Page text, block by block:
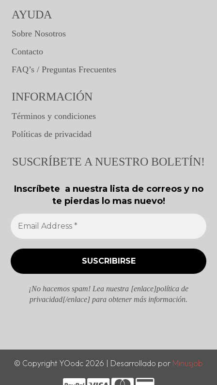
AYUDA
Sobre Nosotros
Contacto
FAQ’s / Preguntas Frecuentes
INFORMACIÓN
Términos y condiciones
Políticas de privacidad
SUSCRÍBETE A NUESTRO BOLETÍN!
Inscríbete a nuestra lista de correos y no
te pierdas lo mas nuevo!
¡No hacemos spam! Lea nuestra [enlace]política de
privacidad[/enlace] para obtener más información.
© Copyright YOodc 2026 | Desarrollado por Minusjob